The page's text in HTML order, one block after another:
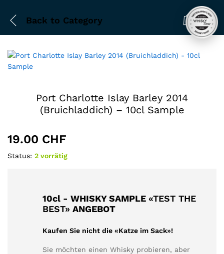
Back to Category 0
Port Charlotte Islay Barley 2014
(Bruichladdich) – 10cl Sample
19.00 CHF
Status: 2 vorrätig
10cl - WHISKY SAMPLE «TEST THE
BEST» ANGEBOT
Kaufen Sie nicht die «Katze im Sack»!
Sie möchten einen Whisky probieren, aber